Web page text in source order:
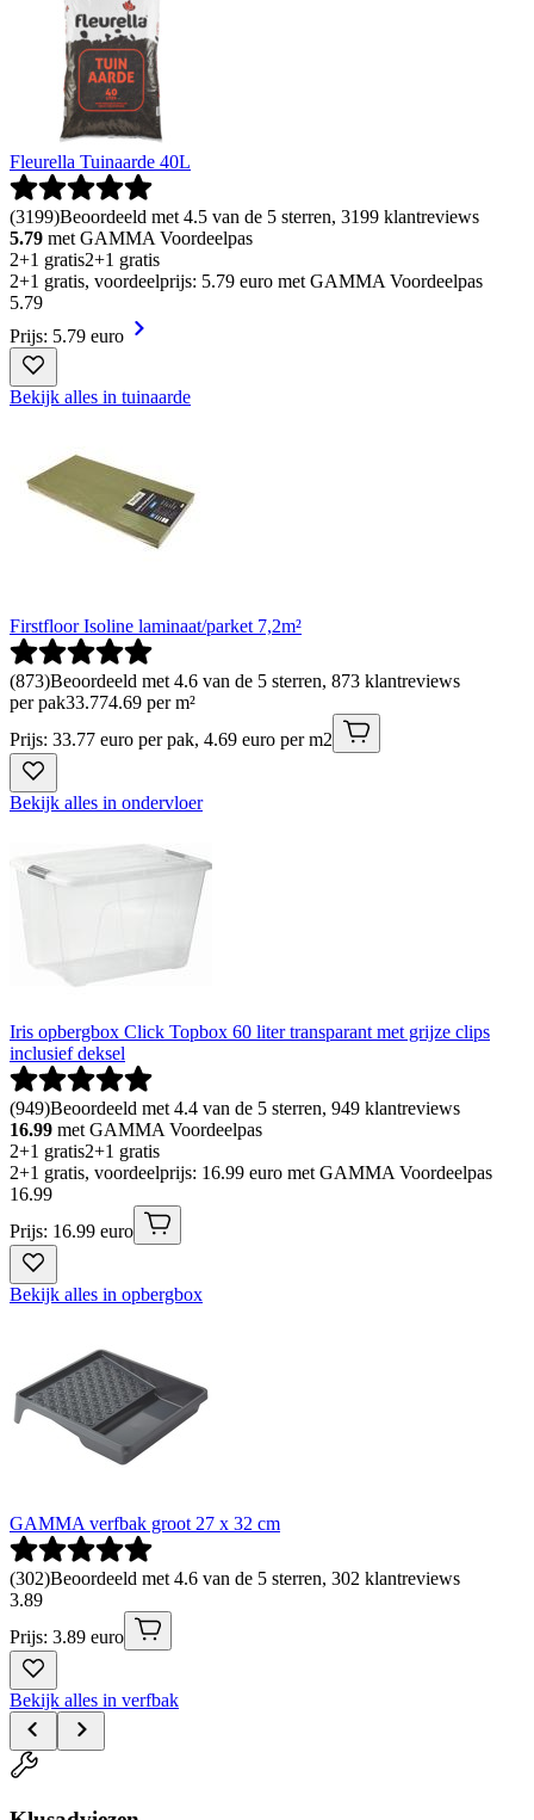
Fleurella Tuinaarde 40L
(3199)Beoordeeld met 4.5 van de 5 sterren, 3199 klantreviews
5.79 met GAMMA Voordeelpas
2+1 gratis2+1 gratis
2+1 gratis, voordeelprijs: 5.79 euro met GAMMA Voordeelpas
5.79
Prijs: 5.79 euro
Bekijk alles in tuinaarde
Firstfloor Isoline laminaat/parket 7,2m²
(873)Beoordeeld met 4.6 van de 5 sterren, 873 klantreviews
per pak33.774.69 per m²
Prijs: 33.77 euro per pak, 4.69 euro per m2
Bekijk alles in ondervloer
Iris opbergbox Click Topbox 60 liter transparant met grijze clips
inclusief deksel
(949)Beoordeeld met 4.4 van de 5 sterren, 949 klantreviews
16.99 met GAMMA Voordeelpas
2+1 gratis2+1 gratis
2+1 gratis, voordeelprijs: 16.99 euro met GAMMA Voordeelpas
16.99
Prijs: 16.99 euro
Bekijk alles in opbergbox
GAMMA verfbak groot 27 x 32 cm
(302)Beoordeeld met 4.6 van de 5 sterren, 302 klantreviews
3.89
Prijs: 3.89 euro
Bekijk alles in verfbak